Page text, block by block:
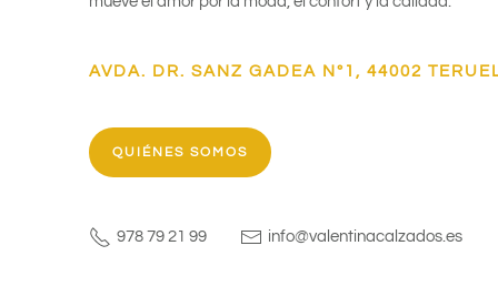
AVDA. DR. SANZ GADEA Nº1, 44002
QUIÉNES SOMOS
978 79 21 99 info@valentinacalzados.es